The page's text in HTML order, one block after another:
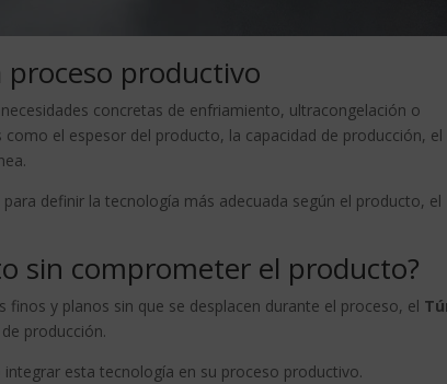
proceso productivo
concretas de enfriamiento, ultracongelación o
el espesor del producto, la capacidad de producción, el
definir la tecnología más adecuada según el producto, el
sin comprometer el producto?
y planos sin que se desplacen durante el proceso, el
producción.
esta tecnología en su proceso productivo.